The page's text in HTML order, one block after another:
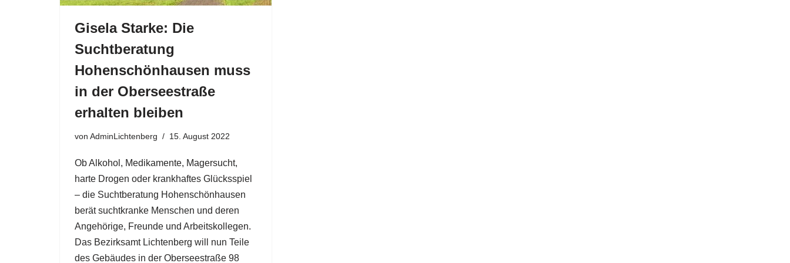
Gisela Starke: Die
Suchtberatung
Hohenschönhausen muss
in der Oberseestraße
erhalten bleiben
von AdminLichtenberg 15. August 2022
Ob Alkohol, Medikamente, Magersucht,
harte Drogen oder krankhaftes Glücksspiel
– die Suchtberatung Hohenschönhausen
berät suchtkranke Menschen und deren
Angehörige, Freunde und Arbeitskollegen.
Das Bezirksamt Lichtenberg will nun Teile
des Gebäudes in der Oberseestraße 98